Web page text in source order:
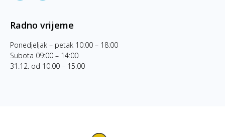
Radno vrijeme
Ponedjeljak – petak 10:00 – 18:00
Subota 09:00 – 14:00
31.12. od 10:00 – 15:00